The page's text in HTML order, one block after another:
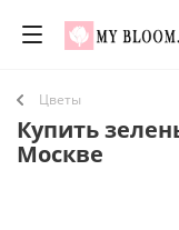
Цветы
Купить
Москве